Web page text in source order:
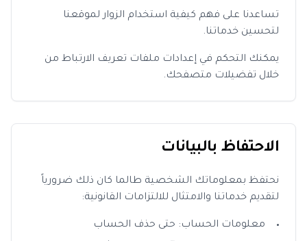
تساعدنا على فهم كيفية استخدام الزوار لموقعنا
لتحسين خدماتنا.
يمكنك التحكم في إعدادات ملفات تعريف الارتباط من
خلال تفضيلات متصفحك.
الاحتفاظ بالبيانات
نحتفظ بمعلوماتك الشخصية طالما كان ذلك ضرورياً
لتقديم خدماتنا والامتثال للالتزامات القانونية:
معلومات الحساب: حتى حذف الحساب